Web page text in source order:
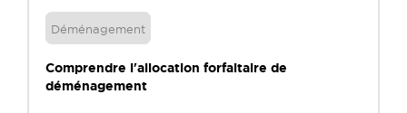
Déménagement
Comprendre l'allocation forfaitaire de
déménagement